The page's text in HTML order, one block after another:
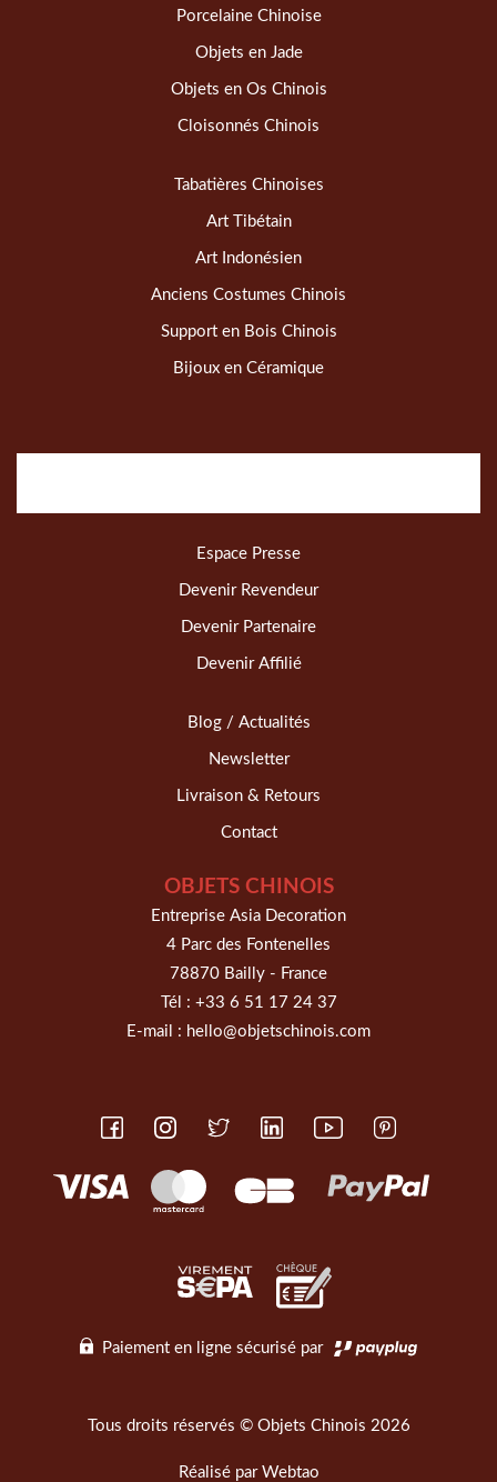
Porcelaine Chinoise
Objets en Jade
Objets en Os Chinois
Cloisonnés Chinois
Tabatières Chinoises
Art Tibétain
Art Indonésien
Anciens Costumes Chinois
Support en Bois Chinois
Bijoux en Céramique
Espace Presse
Devenir Revendeur
Devenir Partenaire
Devenir Affilié
Blog / Actualités
Newsletter
Livraison & Retours
Contact
OBJETS CHINOIS
Entreprise Asia Decoration
4 Parc des Fontenelles
78870 Bailly - France
Tél : +33 6 51 17 24 37
E-mail : hello@objetschinois.com
Paiement en ligne sécurisé par
Tous droits réservés © Objets Chinois 2026
Réalisé par Webtao